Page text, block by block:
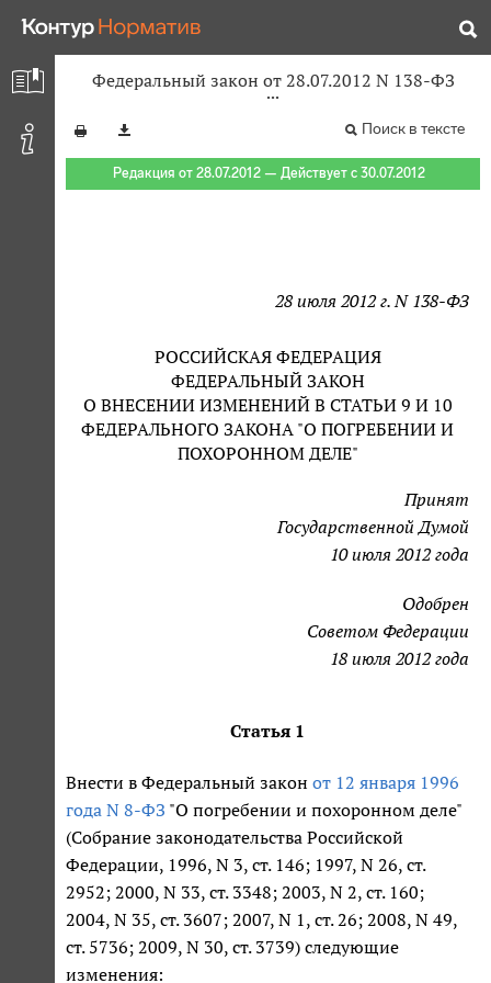
Федеральный закон от 28.07.2012 N 138-ФЗ
Поиск в тексте
Редакция от 28.07.2012 — Действует с 30.07.2012
28 июля 2012 г. N 138-ФЗ
РОССИЙСКАЯ ФЕДЕРАЦИЯ
ФЕДЕРАЛЬНЫЙ ЗАКОН
О ВНЕСЕНИИ ИЗМЕНЕНИЙ В СТАТЬИ 9 И 10
ФЕДЕРАЛЬНОГО ЗАКОНА "О ПОГРЕБЕНИИ И
ПОХОРОННОМ ДЕЛЕ"
Принят
Государственной Думой
10 июля 2012 года
Одобрен
Советом Федерации
18 июля 2012 года
Статья 1
Внести в Федеральный закон от 12 января 1996
года N 8-ФЗ "О погребении и похоронном деле"
(Собрание законодательства Российской
Федерации, 1996, N 3, ст. 146; 1997, N 26, ст.
2952; 2000, N 33, ст. 3348; 2003, N 2, ст. 160;
2004, N 35, ст. 3607; 2007, N 1, ст. 26; 2008, N 49,
ст. 5736; 2009, N 30, ст. 3739) следующие
изменения: